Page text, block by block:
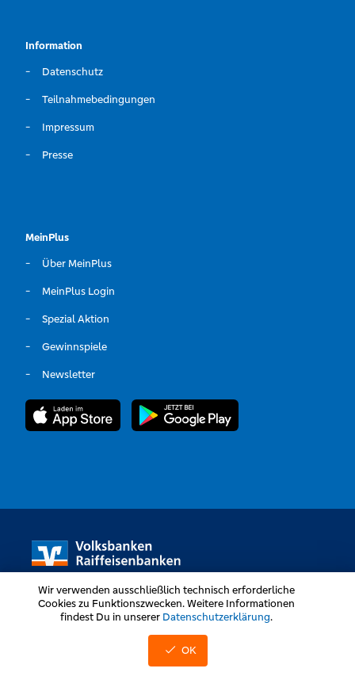
Information
Datenschutz
Teilnahmebedingungen
Impressum
Presse
MeinPlus
Über MeinPlus
MeinPlus Login
Spezial Aktion
Gewinnspiele
Newsletter
Volksbanken Raiffeisenbanken © Alle Rechte vorbehalten
Wir verwenden ausschließlich technisch erforderliche
Cookies zu Funktionszwecken. Weitere Informationen
findest Du in unserer Datenschutzerklärung.
OK